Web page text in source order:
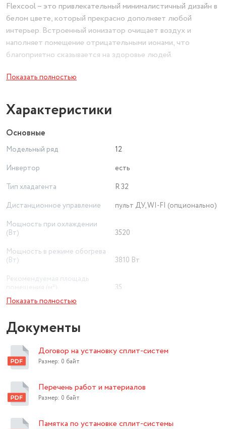
Flexcool – это привлекательный минималистичный дизайн в
белом цвете, который прекрасно дополняет любой
интерьер. Встроенный ионизатор очищает воздух и
наполняет помещение отрицательными ионами, что
благоприятно сказывается на здоровье людей.
Сплит-системы Flexcool обеспечивают оптимальное
окружающей среды — до +50 градусов. Благодаря
трехмерному воздушному потоку помещение охлаждается
равномерно на всей площади.
Показать полностью
Характеристики
Основные
Модельный ряд
12
Инвертор
есть
Тип хладагента
R 32
Дистанционное управление
пульт ДУ, WI-FI (опционально)
Мощность при охлаждении
(Вт)
3520
Мощность в режиме обогрева
(Вт)
3810 Вт
Рекомендуемая площадь
35
Минимальный уровень шума
Приточная вентиляция
вентиляция, турбо,
Ионизация воздуха
приобретается отдельно)
Показать полностью
Документы
Договор на установку сплит-систем
Размер: 0 байт
Перечень работ и материалов
Размер: 0 байт
Памятка по установке сплит-системы